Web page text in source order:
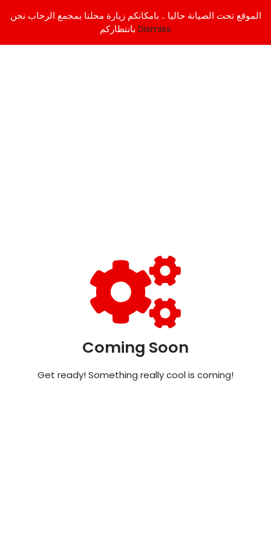
الموقع تحت الصيانة حاليا .. بامكانكم زيارة محلنا بمجمع الرحاب نحن
Dismiss
Coming Soon
Get ready! Something really cool is coming!